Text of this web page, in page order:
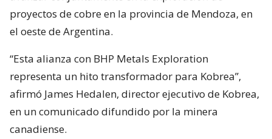
proyectos de cobre en la provincia de Mendoza, en
el oeste de Argentina.
“Esta alianza con BHP Metals Exploration
representa un hito transformador para Kobrea”,
afirmó James Hedalen, director ejecutivo de Kobrea,
en un comunicado difundido por la minera
canadiense.